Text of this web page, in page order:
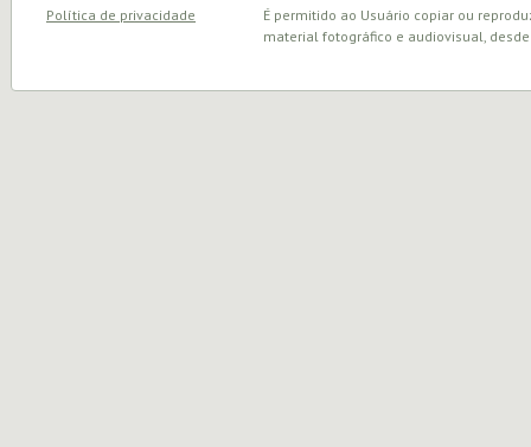
Política de privacidade
É permitido ao Usuário copiar ou
material fotográfico e audiovisual,